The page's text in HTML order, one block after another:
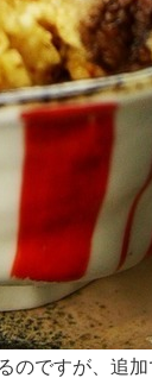
のですが、追